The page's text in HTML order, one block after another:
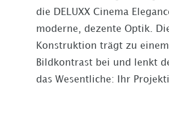
die DELUXX Cinema
moderne, dezente Optik.
Konstruktion trägt zu
Bildkontrast bei und lenkt
das Wesentliche: Ihr